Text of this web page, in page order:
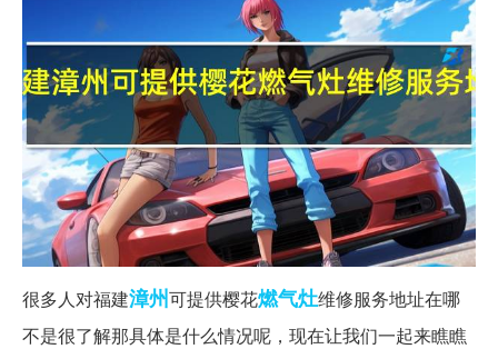
很多人对福建漳州可提供樱花燃气灶维修服务地址在哪
不是很了解那具体是什么情况呢，现在让我们一起来瞧瞧